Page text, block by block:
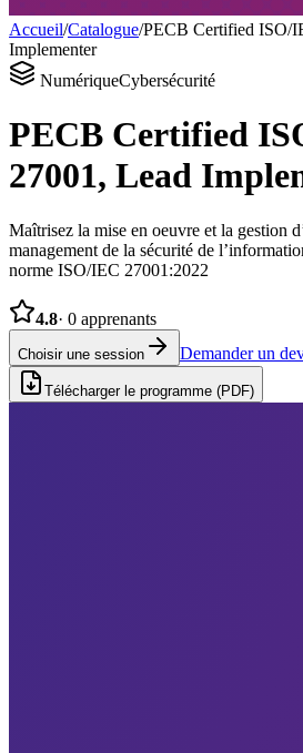
Accueil/Catalogue/PECB Certified ISO/
Implementer
NumériqueCybersécurité
PECB Certified
27001, Lead
Maîtrisez la mise en oeuvre et la gestion
management de la sécurité de
norme ISO/IEC 27001:2022
4.8· 0 apprenants
Choisir une session Demander un
Télécharger le programme (PDF)